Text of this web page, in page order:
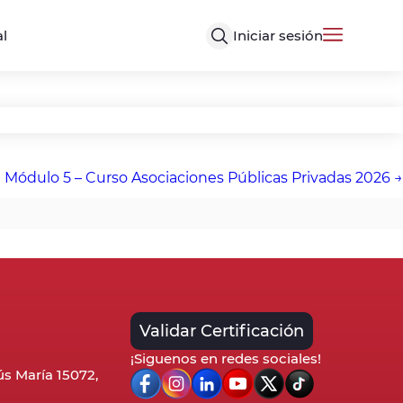
Iniciar sesión
Módulo 5 – Curso Asociaciones Públicas Privadas 2026
María 15072,
Validar Certificación
¡Siguenos en redes sociales!